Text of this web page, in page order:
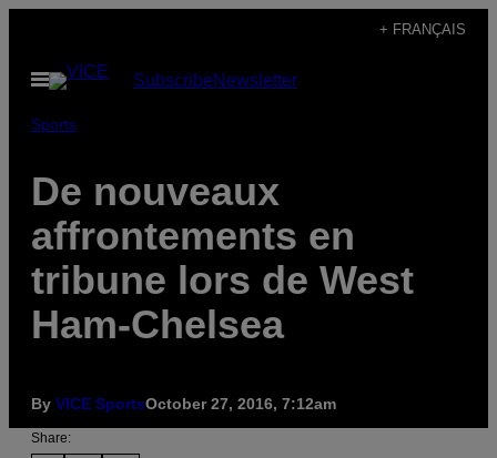
content
+ FRANÇAIS
Open
Menu
SubscribeNewsletter
Sports
De nouveaux
affrontements en
tribune lors de West
Ham-Chelsea
By VICE SportsOctober 27, 2016, 7:12am
Share: